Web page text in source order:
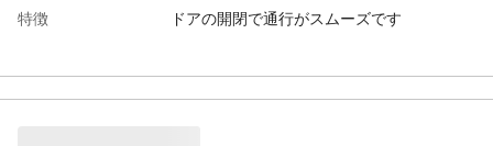
特徴
ドアの開閉で通行がスムーズです
商品説明
ドアの開閉で通行がスムーズです
原材料
天然木、スチール、ポリプロピレン、他